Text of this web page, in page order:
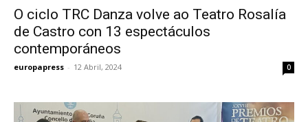
O ciclo TRC Danza volve ao Teatro Rosalía
de Castro con 13 espectáculos
contemporáneos
europapress - 12 Abril, 2024 0